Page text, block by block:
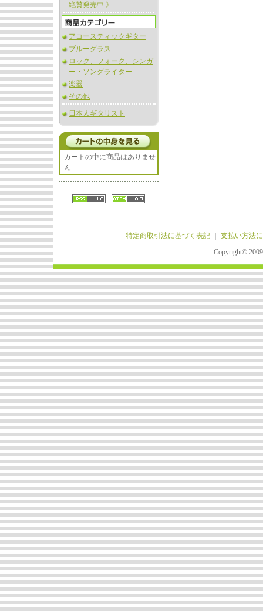
絶賛発売中 》
アコースティックギター
ブルーグラス
ロック、フォーク、シンガ
ー・ソングライター
楽器
その他
日本人ギタリスト
カートの中に商品はありませ
ん
特定商取引法に基づく表記
支払い方法
Copyright©